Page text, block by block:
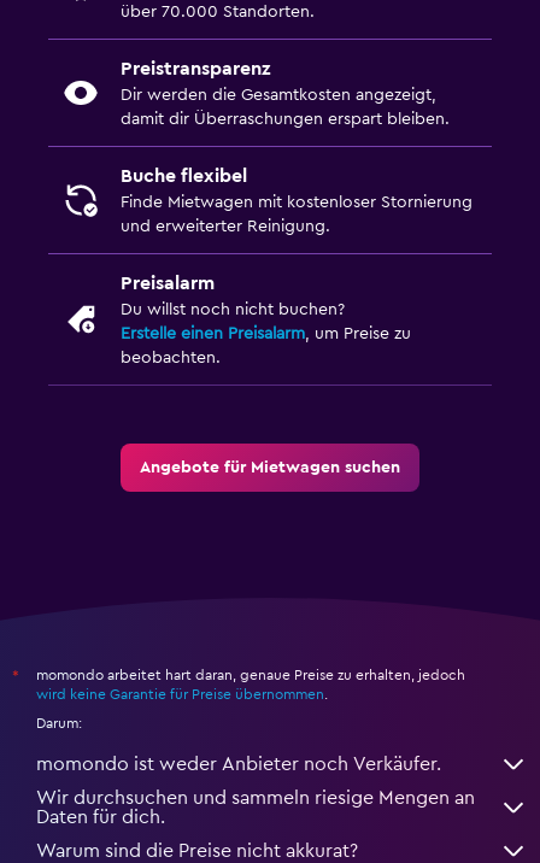
über 70.000 Standorten.
Preistransparenz
Dir werden die Gesamtkosten angezeigt,
damit dir Überraschungen erspart bleiben.
Buche flexibel
Finde Mietwagen mit kostenloser Stornierung
und erweiterter Reinigung.
Preisalarm
Du willst noch nicht buchen?
Erstelle einen Preisalarm, um Preise zu
beobachten.
Angebote für Mietwagen suchen
*
momondo arbeitet hart daran, genaue Preise zu erhalten, jedoch
wird keine Garantie für Preise übernommen
Darum:
momondo ist weder Anbieter noch Verkäufer.
Wir durchsuchen und sammeln riesige Mengen an
Daten für dich.
Warum sind die Preise nicht akkurat?